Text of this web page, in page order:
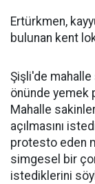
Ertürkmen,
bulunan kent
Şişli'de mahalle
önünde yemek
Mahalle
açılmasını
protesto eden
simgesel bir
istediklerini